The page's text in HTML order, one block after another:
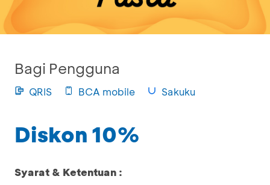
Bagi Pengguna
QRIS BCA mobile Sakuku
Diskon 10%
Syarat & Ketentuan :